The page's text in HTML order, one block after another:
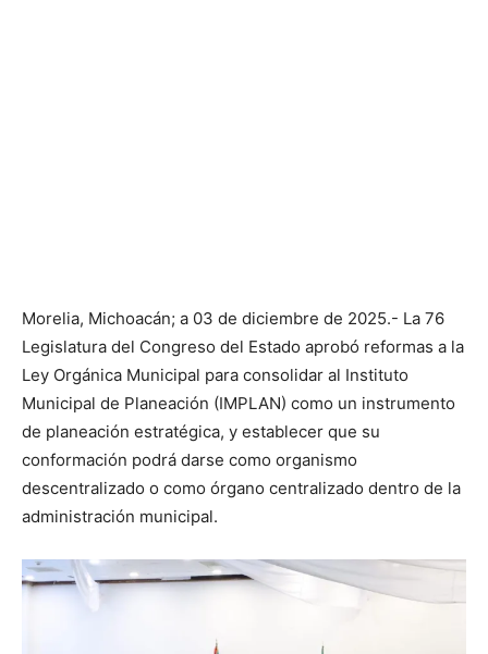
Morelia, Michoacán; a 03 de diciembre de 2025.- La 76
Legislatura del Congreso del Estado aprobó reformas a la
Ley Orgánica Municipal para consolidar al Instituto
Municipal de Planeación (IMPLAN) como un instrumento
de planeación estratégica, y establecer que su
conformación podrá darse como organismo
descentralizado o como órgano centralizado dentro de la
administración municipal.